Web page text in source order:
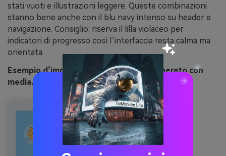
stati vuoti e illustrazioni leggere. Queste combinazioni
stanno bene anche con il blu navy intenso su header e
navigazione. Consiglio: riserva il lilla violaceo per
indicatori di progresso così l’interfaccia resta calma ma
orientata.
Esempio d’immagine di latte mirtillo generato con
media.io